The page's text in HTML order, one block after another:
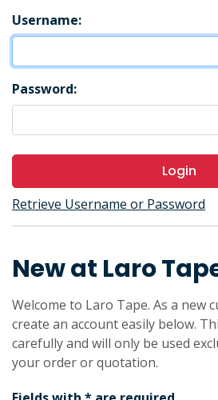
Username:
Password:
Login
Retrieve Username or Password
New at Laro
Welcome to Laro Tape. As a new
create an account easily below.
carefully and will only be used
your order or quotation.